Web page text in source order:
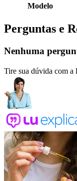
Modelo
Perguntas e
Nenhuma
Tire sua dúvida com a